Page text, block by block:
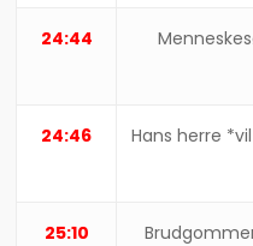
24:44
24:46 Hans herre
25:10